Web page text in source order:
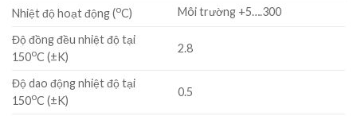
Nhiệt độ hoạt động (oC) Môi trường +5….300
Độ đồng đều nhiệt độ tại
150oC (±K)
2.8
Độ dao động nhiệt độ tại
150oC (±K)
0.5